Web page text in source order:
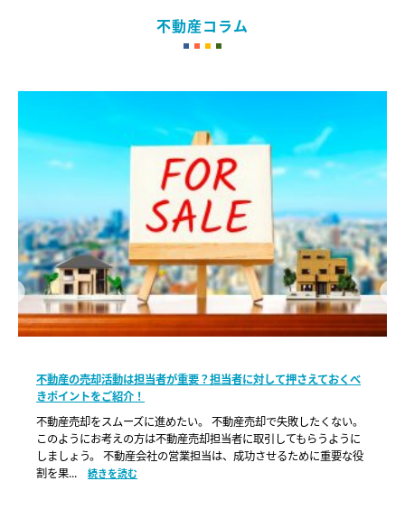
不動産コラム
不動産の売却活動は担当者が重要？担当者に対して押さえておくべ
きポイントをご紹介！
不動産売却をスムーズに進めたい。 不動産売却で失敗したくない。
このようにお考えの方は不動産売却担当者に取引してもらうように
しましょう。 不動産会社の営業担当は、成功させるために重要な役
割を果... 続きを読む